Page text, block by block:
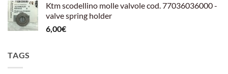
Ktm scodellino molle valvole cod. 77036036000 -
valve spring holder
6,00€
TAGS